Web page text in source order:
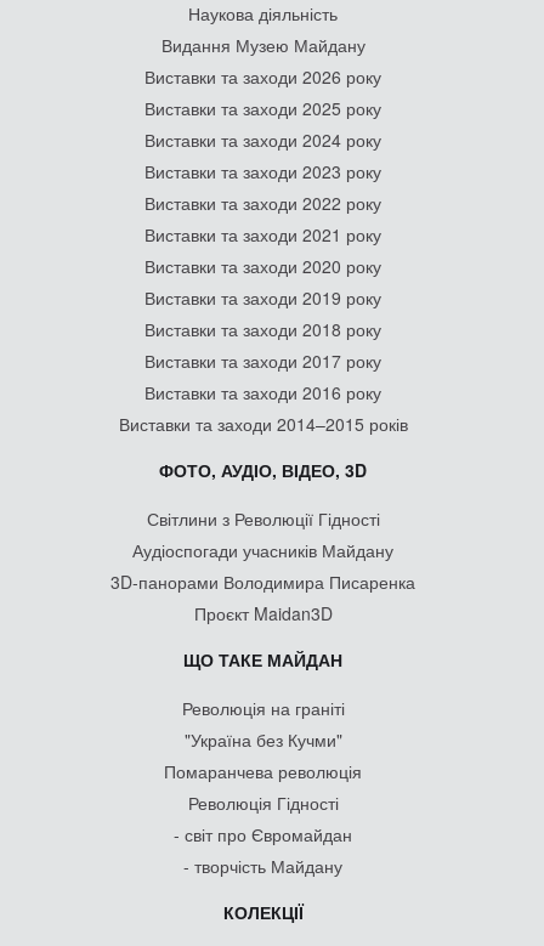
Наукова діяльність
Видання Музею Майдану
Виставки та заходи 2026 року
Виставки та заходи 2025 року
Виставки та заходи 2024 року
Виставки та заходи 2023 року
Виставки та заходи 2022 року
Виставки та заходи 2021 року
Виставки та заходи 2020 року
Виставки та заходи 2019 року
Виставки та заходи 2018 року
Виставки та заходи 2017 року
Виставки та заходи 2016 року
Виставки та заходи 2014–2015 років
ФОТО, АУДІО, ВІДЕО, 3D
Світлини з Революції Гідності
Аудіоспогади учасників Майдану
3D-панорами Володимира Писаренка
Проєкт Maidan3D
ЩО ТАКЕ МАЙДАН
Революція на граніті
"Україна без Кучми"
Помаранчева революція
Революція Гідності
- світ про Євромайдан
- творчість Майдану
КОЛЕКЦІЇ